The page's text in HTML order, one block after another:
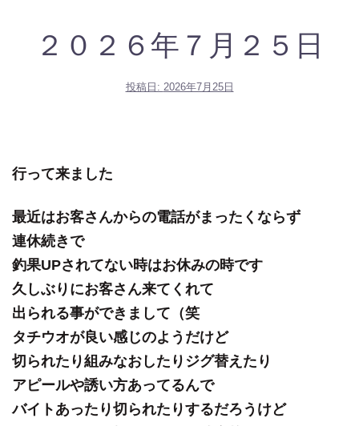
２０２６年７月２５日
投稿日: 2026年7月25日
行って来ました
最近はお客さんからの電話がまったくならず
連休続きで
釣果UPされてない時はお休みの時です
久しぶりにお客さん来てくれて
出られる事ができまして（笑
タチウオが良い感じのようだけど
切られたり組みなおしたりジグ替えたり
アピールや誘い方あってるんで
バイトあったり切られたりするだろうけど